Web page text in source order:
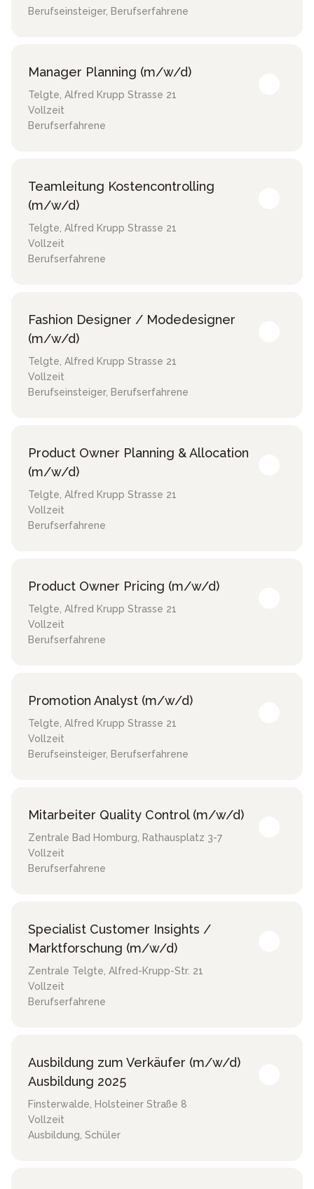
Berufseinsteiger, Berufserfahrene
Manager Planning (m/w/d)
Telgte, Alfred Krupp Strasse 21
Vollzeit
Berufserfahrene
Teamleitung Kostencontrolling
(m/w/d)
Telgte, Alfred Krupp Strasse 21
Vollzeit
Berufserfahrene
Fashion Designer / Modedesigner
(m/w/d)
Telgte, Alfred Krupp Strasse 21
Vollzeit
Berufseinsteiger, Berufserfahrene
Product Owner Planning & Allocation
(m/w/d)
Telgte, Alfred Krupp Strasse 21
Vollzeit
Berufserfahrene
Product Owner Pricing (m/w/d)
Telgte, Alfred Krupp Strasse 21
Vollzeit
Berufserfahrene
Promotion Analyst (m/w/d)
Telgte, Alfred Krupp Strasse 21
Vollzeit
Berufseinsteiger, Berufserfahrene
Mitarbeiter Quality Control (m/w/d)
Zentrale Bad Homburg, Rathausplatz 3-7
Vollzeit
Berufserfahrene
Specialist Customer Insights /
Marktforschung (m/w/d)
Zentrale Telgte, Alfred-Krupp-Str. 21
Vollzeit
Berufserfahrene
Ausbildung zum Verkäufer (m/w/d)
Ausbildung 2025
Finsterwalde, Holsteiner Straße 8
Vollzeit
Ausbildung, Schüler